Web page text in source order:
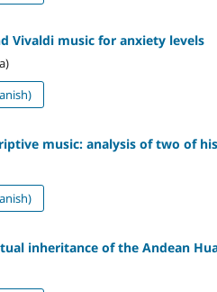
Vivaldi music for anxiety levels
music: analysis of two of
inheritance of the Andean